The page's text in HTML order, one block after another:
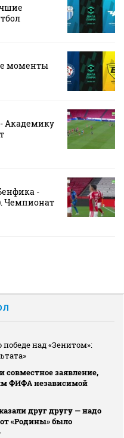
моменты
Академику
-
Чемпионат
над «Зенитом»:
заявление,
ФИФА независимой
друг другу — надо
«Родины» было